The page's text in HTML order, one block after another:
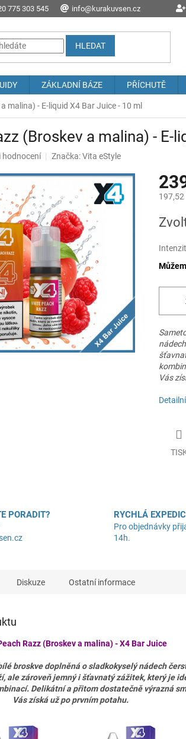
775 303 545 info@kurakuvsen.cz
PROČ NAKOUPIT U NÁS? JAK NAKUPOVAT
HLEDAT
ZÁKLADNÍ BÁZE PŘÍCHUTĚ
malina) - E-liquid X4 Bar Juice - 10 ml
(Broskev a malina) - E-
hodnocení Značka:Vita eStyle
197,52
cena:
Vás
PORADIT? RYCHLÁ
Pro objednávky
14h.
Diskuze Ostatní informace
Razz (Broskev a malina) - X4 Bar Juice
broskve doplněná o sladkokyselý nádech
ale zároveň jemný i šťavnatý zážitek, který je
Delikátní a přitom dostatečně výrazná
Vás získá už po prvním potahu.